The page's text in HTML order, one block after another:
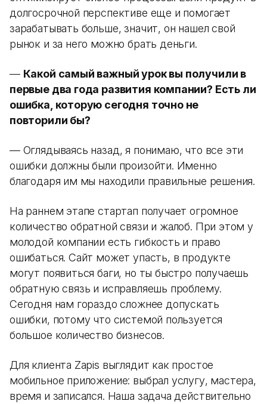
долгосрочной перспективе еще и помогает
зарабатывать больше, значит, он нашел свой
рынок и за него можно брать деньги.
— Какой самый важный урок вы получили в
первые два года развития компании? Есть ли
ошибка, которую сегодня точно не
повторили бы?
— Оглядываясь назад, я понимаю, что все эти
ошибки должны были произойти. Именно
благодаря им мы находили правильные решения.
На раннем этапе стартап получает огромное
количество обратной связи и жалоб. При этом у
молодой компании есть гибкость и право
ошибаться. Сайт может упасть, в продукте
могут появиться баги, но ты быстро получаешь
обратную связь и исправляешь проблему.
Сегодня нам гораздо сложнее допускать
ошибки, потому что системой пользуется
большое количество бизнесов.
Для клиента Zapis выглядит как простое
мобильное приложение: выбрал услугу, мастера,
время и записался. Наша задача действительно